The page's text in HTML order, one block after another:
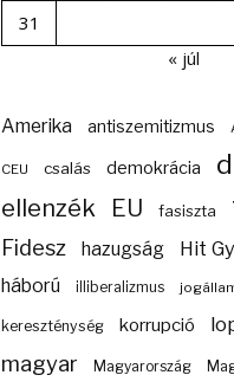
31
« júl
Amerika antiszemitizmus
CEU csalás demokrácia
ellenzék EU fasiszta
Fidesz hazugság Hit
háború illiberalizmus
kereszténység korrupció
magyar Magyarország